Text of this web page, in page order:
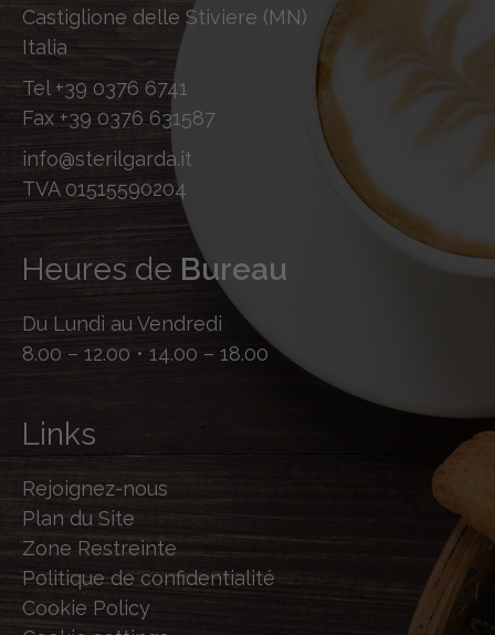
Castiglione delle Stiviere (MN)
Italia
Tel +39 0376 6741
Fax +39 0376 631587
info@sterilgarda.it
TVA 01515590204
Heures de Bureau
Du Lundi au Vendredi
8.00 – 12.00 • 14.00 – 18.00
Links
Rejoignez-nous
Plan du Site
Zone Restreinte
Politique de confidentialité
Cookie Policy